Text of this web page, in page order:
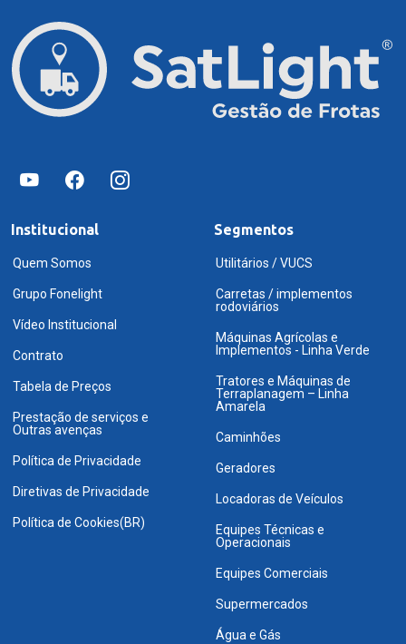
Institucional
Quem Somos
Grupo Fonelight
Vídeo Institucional
Contrato
Tabela de Preços
Prestação de serviços e
Outras avenças
Política de Privacidade
Diretivas de Privacidade
Política de Cookies(BR)
Segmentos
Utilitários / VUCS
Carretas / implementos
rodoviários
Máquinas Agrícolas e
Implementos - Linha Verde
Tratores e Máquinas de
Terraplanagem – Linha
Amarela
Caminhões
Geradores
Locadoras de Veículos
Equipes Técnicas e
Operacionais
Equipes Comerciais
Supermercados
Água e Gás